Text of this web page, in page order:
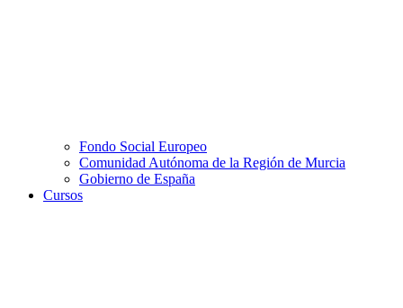
Fondo Social Europeo
Comunidad Autónoma de la Región de Murcia
Gobierno de España
Cursos